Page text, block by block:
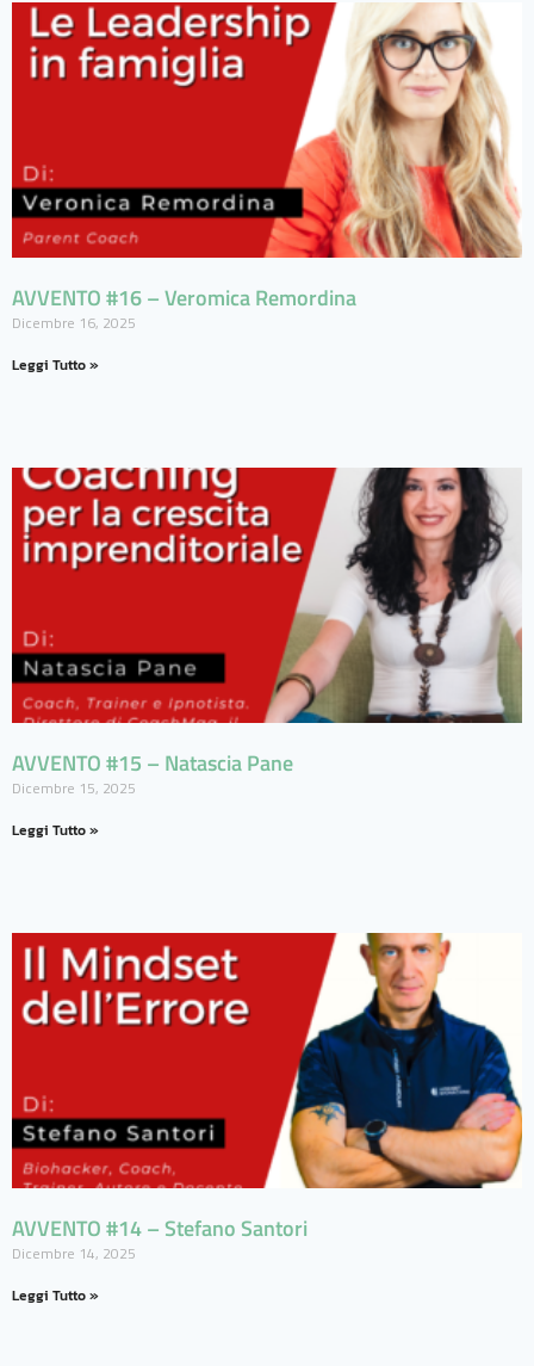
AVVENTO #16 – Veromica Remordina
Dicembre 16, 2025
Leggi Tutto »
AVVENTO #15 – Natascia Pane
Dicembre 15, 2025
Leggi Tutto »
AVVENTO #14 – Stefano Santori
Dicembre 14, 2025
Leggi Tutto »